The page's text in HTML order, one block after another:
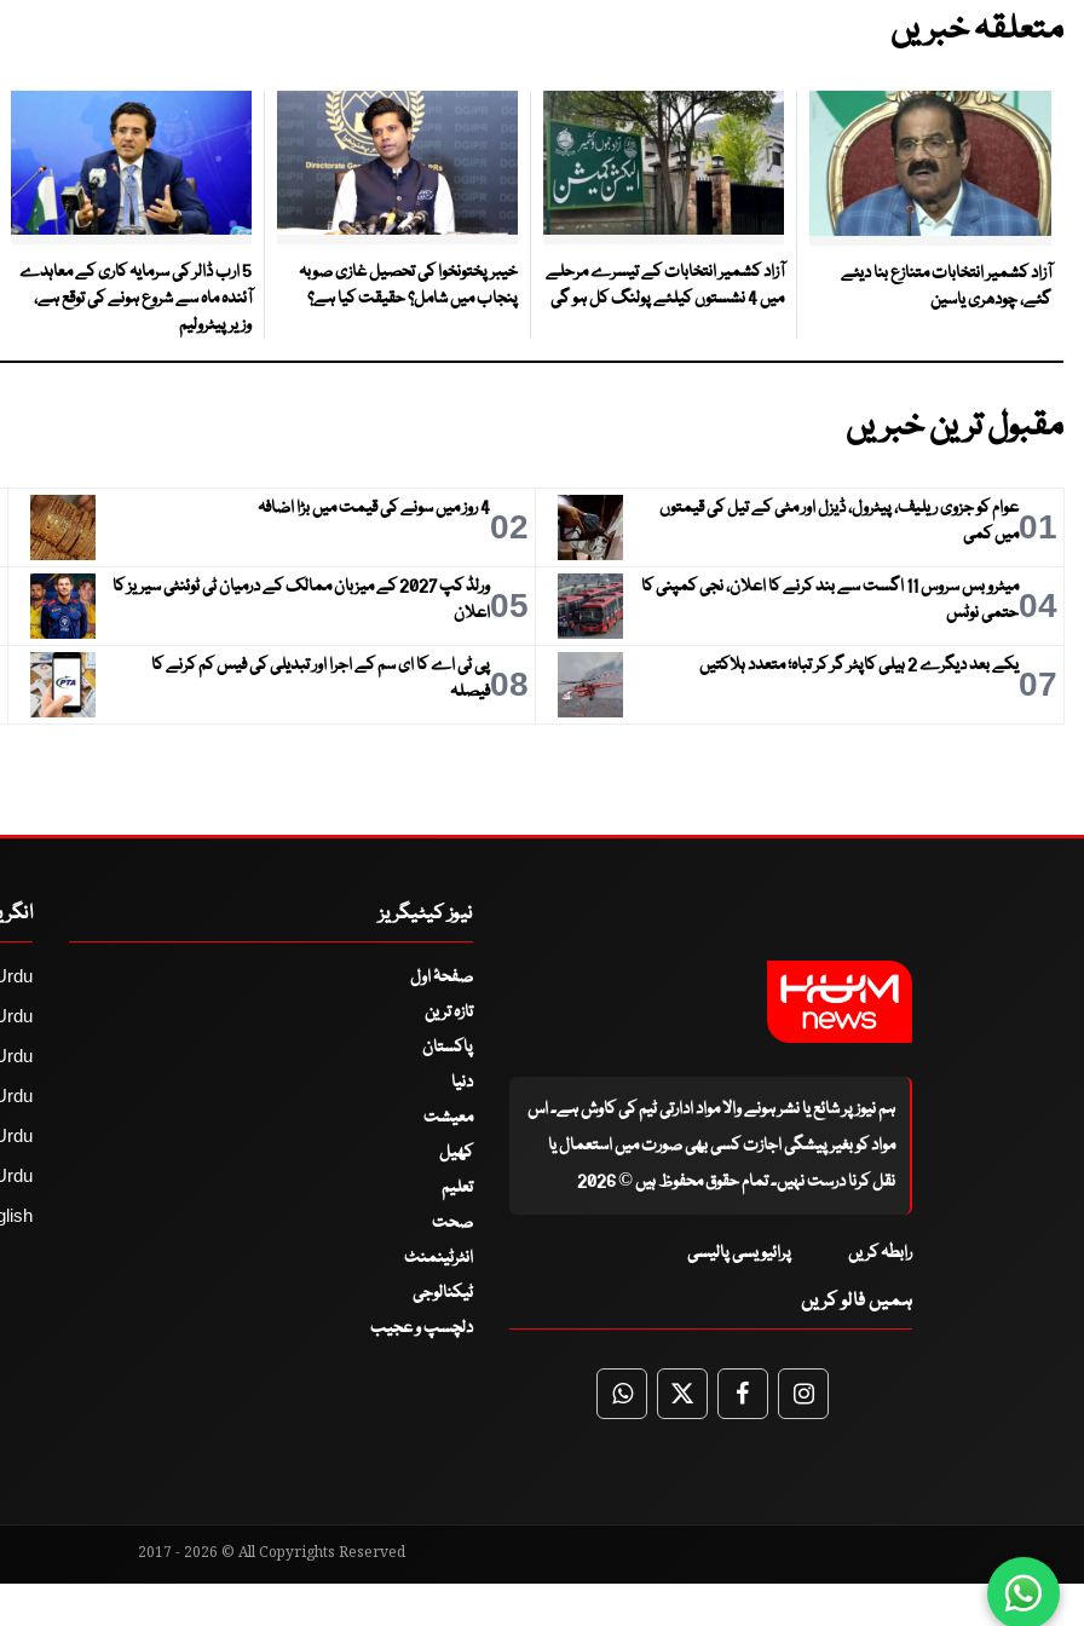
متعلقہ خبریں
آزاد کشمیر انتخابات متنازع بنا دیئے
گئے، چودھری یاسین
آزاد کشمیر انتخابات کے تیسرے مرحلے
میں 4 نشستوں کیلئے پولنگ کل ہو گی
خیبر پختونخوا کی تحصیل غازی صوبہ
پنجاب میں شامل؟ حقیقت کیا ہے؟
5 ارب ڈالر کی سرمایہ کاری کے معاہدے
آئندہ ماہ سے شروع ہونے کی توقع ہے،
وزیر پیٹرولیم
مقبول ترین خبریں
01عوام کو جزوی ریلیف، پیٹرول، ڈیزل اور مٹی کے تیل کی قیمتوں
میں کمی
024 روز میں سونے کی قیمت میں بڑا اضافہ
04
میٹرو بس سروس 11 اگست سے بند کرنے کا اعلان، نجی کمپنی کا
حتمی نوٹس
05
ورلڈ کپ 2027 کے میزبان ممالک کے درمیان ٹی ٹوئنٹی سیریز کا
اعلان
07یکے بعد دیگرے 2 ہیلی کاپٹر گر کر تباہ؛ متعدد ہلاکتیں 08پی ٹی اے کا ای سم کے اجرا اور تبدیلی کی فیس کم کرنے کا
فیصلہ
ہم نیوز پر شائع یا نشر ہونے والا مواد ادارتی ٹیم کی کاوش ہے۔ اس
مواد کو بغیر پیشگی اجازت کسی بھی صورت میں استعمال یا
نقل کرنا درست نہیں۔ تمام حقوق محفوظ ہیں © 2026
رابطہ کریں پرائیویسی پالیسی
ہمیں فالو کریں
WhatsApp
TwitterFacebookFacebook
نیوز کیٹیگریز
صفحۂ اول
تازہ ترین
پاکستان
دنیا
معیشت
کھیل
تعلیم
صحت
انٹرٹینمنٹ
ٹیکنالوجی
دلچسپ و عجیب
2017 - 2026 © All Copyrights Reserved